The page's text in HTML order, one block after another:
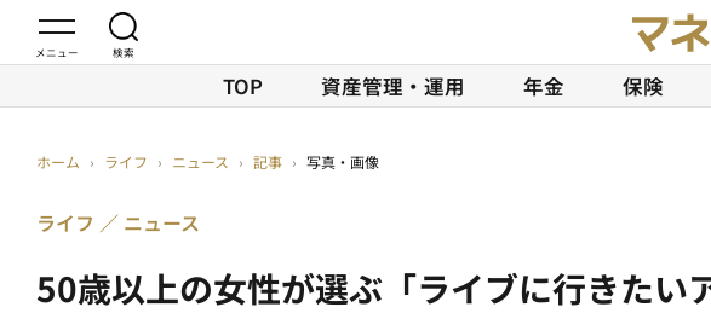
TOP 資産管理・運用 年金 保険
ホーム › ライフ › ニュース › 記事 › 写真・画像
50歳以上の女性が選ぶ「ライブに行きた
ライフ ニュース